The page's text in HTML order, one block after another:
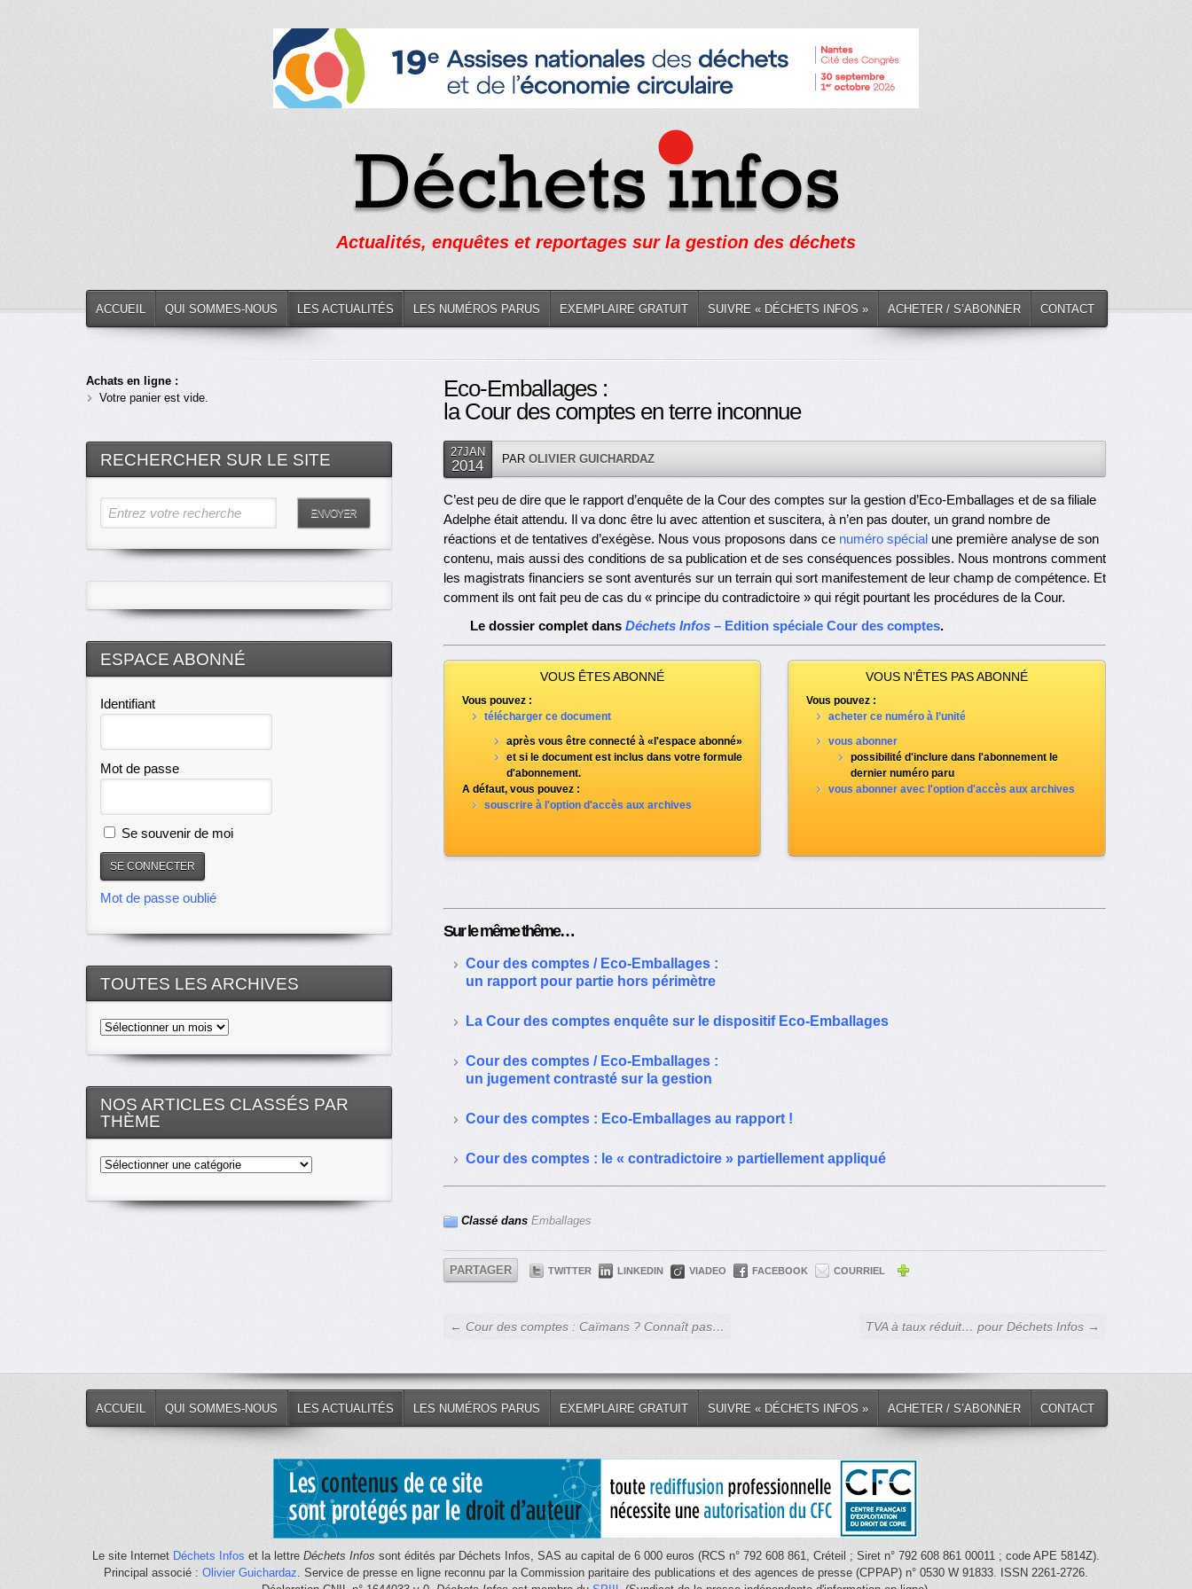
Actualités, enquêtes et reportages sur la gestion des déchets
ACCUEIL QUI SOMMES-NOUS LES ACTUALITÉS LES NUMÉROS PARUS EXEMPLAIRE GRATUIT SUIVRE « DÉCHETS INFOS » ACHETER / S’ABONNER CONTACT
Eco-Emballages :
la Cour des comptes en terre inconnue
27JAN
2014 PAR OLIVIER GUICHARDAZ
C’est peu de dire que le rapport d’enquête de la Cour des comptes sur la gestion d’Eco-Emballages et de sa filiale
Adelphe était attendu. Il va donc être lu avec attention et suscitera, à n’en pas douter, un grand nombre de
réactions et de tentatives d’exégèse. Nous vous proposons dans ce numéro spécialune première analyse de son
contenu, mais aussi des conditions de sa publication et de ses conséquences possibles. Nous montrons comment
les magistrats financiers se sont aventurés sur un terrain qui sort manifestement de leur champ de compétence. Et
comment ils ont fait peu de cas du « principe du contradictoire » qui régit pourtant les procédures de la Cour.
Le dossier complet dans Déchets Infos – Edition spéciale Cour des comptes.
VOUS ÊTES ABONNÉ
Vous pouvez :
télécharger ce document
après vous être connecté à «l'espace abonné»
et si le document est inclus dans votre formule
d'abonnement.
A défaut, vous pouvez :
souscrire à l'option d'accès aux archives
VOUS N’ÊTES PAS ABONNÉ
Vous pouvez :
acheter ce numéro à l’unité
vous abonner
possibilité d'inclure dans l'abonnement le
dernier numéro paru
vous abonner avec l'option d'accès aux archives
Sur le même thême…
Cour des comptes / Eco-Emballages :
un rapport pour partie hors périmètre
La Cour des comptes enquête sur le dispositif Eco-Emballages
Cour des comptes / Eco-Emballages :
un jugement contrasté sur la gestion
Cour des comptes : Eco-Emballages au rapport !
Cour des comptes : le « contradictoire » partiellement appliqué
Classé dans Emballages
PARTAGER TWITTER LINKEDIN VIADEO FACEBOOK COURRIEL
← Cour des comptes : Caïmans ? Connaît pas… TVA à taux réduit… pour Déchets Infos →
Achats en ligne :
Votre panier est vide.
RECHERCHER SUR LE SITE
Entrez votre recherche ENVOYER
ESPACE ABONNÉ
Identifiant
Mot de passe
Se souvenir de moi
Mot de passe oublié
TOUTES LES ARCHIVES
Toutes
archives
NOS ARTICLES CLASSÉS PAR
THÈME
Nos
classés
ACCUEIL QUI SOMMES-NOUS LES ACTUALITÉS LES NUMÉROS PARUS EXEMPLAIRE GRATUIT SUIVRE « DÉCHETS INFOS » ACHETER / S’ABONNER CONTACT
Le site Internet Déchets Infos et la lettre Déchets Infos sont édités par Déchets Infos, SAS au capital de 6 000 euros (RCS n° 792 608 861, Créteil ; Siret n° 792 608 861 00011 ; code APE 5814Z).
Principal associé : Olivier Guichardaz . Service de presse en ligne reconnu par la Commission paritaire des publications et des agences de presse (CPPAP) n° 0530 W 91833. ISSN 2261-2726.